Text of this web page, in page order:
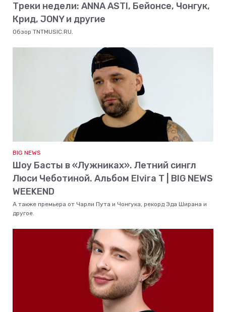
Треки недели: ANNA ASTI, Бейонсе, Чонгук,
Крид, JONY и другие
Обзор TNTMUSIC.RU.
BIG NEWS
Шоу Басты в «Лужниках». Летний сингл
Люси Чеботиной. Альбом Elvira T | BIG NEWS
WEEKEND
А также премьера от Чарли Пута и Чонгука, рекорд Эда Ширана и
другое.